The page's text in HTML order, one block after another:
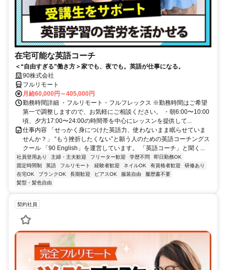
在宅可能な英語コーチ
＜“自由すぎる”働き方＞家でも、夜でも。英語が仕事になる。
90株式会社
フルリモート
月給60,000円～405,000円
勤務時間詳細 ・フルリモート・フルフレックス ※勤務時間はご希望
第一で調整しますので、お気軽にご相談ください。 ・朝6:00〜10:00
頃、夕方17:00〜24:00の時間帯を中心にレッスンを提供して...
仕事内容 「せっかく身につけた英語力、使わないまま眠らせていま
せんか？」 “もう挫折したくない”と願う人のための英語コーチングス
クール 「90 English」を運営しています。 「英語コーチ」と聞く...
社員登用あり 主婦・主夫歓迎 フリーター歓迎 学歴不問
即日勤務OK
固定時間制
英語 フルリモート 経験者歓迎 ネイルOK 有資格者歓迎
研修あり
在宅OK
ブランクOK 長期歓迎 ピアスOK 服装自由
履歴書不要
髪型・髪色自由
契約社員